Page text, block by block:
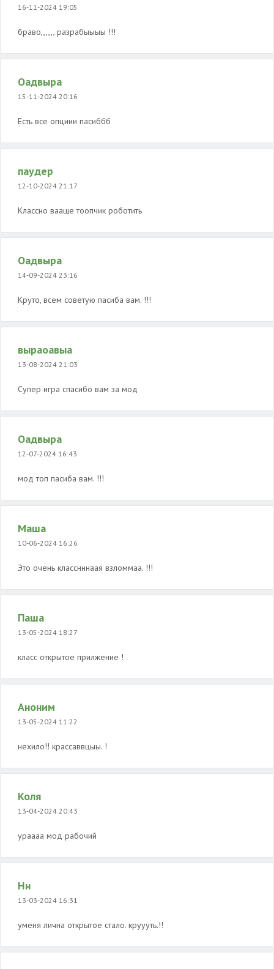
16-11-2024 19:05
браво,,,,,, разрабыыыы !!!
Оадвыра
15-11-2024 20:16
Есть все опциии пасиббб
паудер
12-10-2024 21:17
Классно вааще тоопчик роботить
Оадвыра
14-09-2024 23:16
Круто, всем советую пасиба вам. !!!
выраоавыа
13-08-2024 21:03
Супер игра спасибо вам за мод
Оадвыра
12-07-2024 16:43
мод топ пасиба вам. !!!
Маша
10-06-2024 16:26
Это очень класснннаая взломмаа. !!!
Паша
13-05-2024 18:27
класс открытое прилжение !
Аноним
13-05-2024 11:22
нехило!! крассаввцыы. !
Коля
13-04-2024 20:43
ураааа мод рабочий
Нн
13-03-2024 16:31
уменя лична открытое стало. круууть.!!